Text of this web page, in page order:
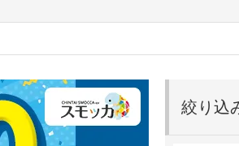
絞り込